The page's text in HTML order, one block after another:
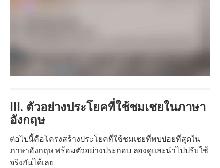
III. ตัวอย่างประโยคที่ใช้ชมเชยในภาษา
อังกฤษ
ต่อไปนี้คือโครงสร้างประโยคที่ใช้ชมเชยที่พบบ่อยที่สุดใน
ภาษาอังกฤษ พร้อมตัวอย่างประกอบ ลองดูและนำไปปรับใช้
จริงกันได้เลย